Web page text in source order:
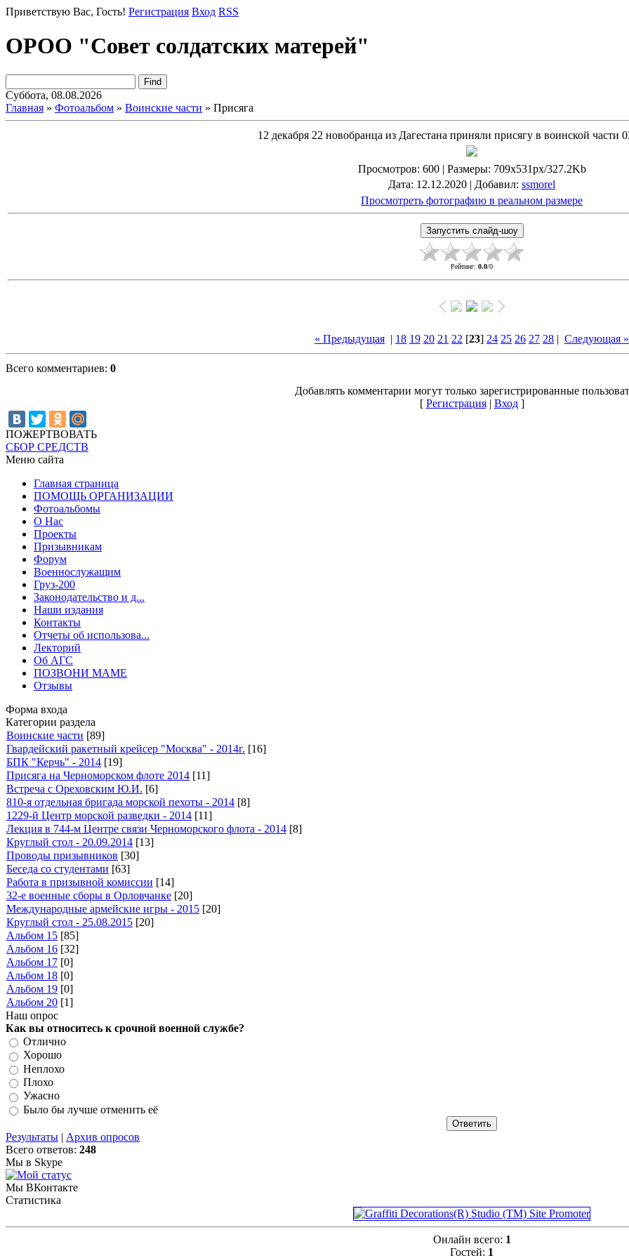
Приветствую Вас, Гость! Регистрация Вход RSS
ОРОО "Совет солдатских матерей"
Суббота, 08.08.2026
Главная » Фотоальбом » Воинские части » Присяга
12 декабря 22 новобранца из Дагестана приняли присягу в воинской части
Просмотров: 600 | Размеры: 709x531px/327.2Kb
Дата: 12.12.2020 | Добавил: ssmorel
Просмотреть фотографию в реальном размере
Рейтинг: 0.0/0
« Предыдущая | 18 19 20 21 22 [23] 24 25 26 27 28 | Следующая »
Всего комментариев: 0
Добавлять комментарии могут только зарегистрированные
[ Регистрация| Вход]
ПОЖЕРТВОВАТЬ
СБОР СРЕДСТВ
Меню сайта
Главная страница
ПОМОЩЬ ОРГАНИЗАЦИИ
Фотоальбомы
О Нас
Проекты
Призывникам
Форум
Военнослужащим
Груз-200
Законодательство и д...
Наши издания
Контакты
Отчеты об использова...
Лекторий
Об АГС
ПОЗВОНИ МАМЕ
Отзывы
Форма входа
Категории раздела
Воинские части [89]
Гвардейский ракетный крейсер "Москва" - 2014г. [16]
БПК "Керчь" - 2014 [19]
Присяга на Черноморском флоте 2014 [11]
Встреча с Ореховским Ю.И. [6]
810-я отдельная бригада морской пехоты - 2014 [8]
1229-й Центр морской разведки - 2014 [11]
Лекция в 744-м Центре связи Черноморского флота - 2014 [8]
Круглый стол - 20.09.2014 [13]
Проводы призывников [30]
Беседа со студентами [63]
Работа в призывной комиссии [14]
32-е военные сборы в Орловчанке [20]
Международные армейские игры - 2015 [20]
Круглый стол - 25.08.2015 [20]
Альбом 15 [85]
Альбом 16 [32]
Альбом 17 [0]
Альбом 18 [0]
Альбом 19 [0]
Альбом 20 [1]
Наш опрос
Как вы относитесь к срочной военной службе?
Отлично
Хорошо
Неплохо
Плохо
Ужасно
Было бы лучше отменить её
Результаты | Архив опросов
Всего ответов: 248
Мы в Skype
Мы ВКонтакте
Статистика
Онлайн всего: 1
Гостей: 1